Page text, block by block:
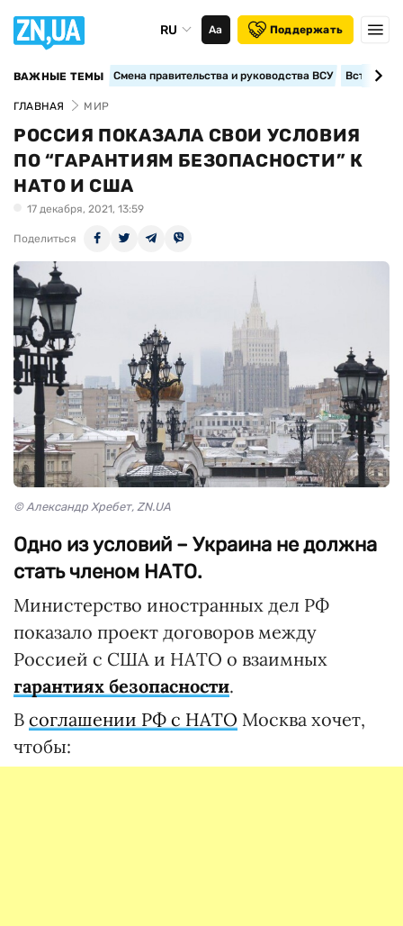
RU Аа Поддержать
ВАЖНЫЕ ТЕМЫ Смена правительства и руководства ВСУ
ГЛАВНАЯ МИР
РОССИЯ ПОКАЗАЛА СВОИ УСЛОВИЯ
ПО “ГАРАНТИЯМ БЕЗОПАСНОСТИ” К
НАТО И США
17 декабря, 2021, 13:59
Поделиться
© Александр Хребет, ZN.UA
Одно из условий – Украина не должна
стать членом НАТО.
Министерство иностранных дел РФ
показало проект договоров между
Россией с США и НАТО о взаимных
гарантиях безопасности.
В соглашении РФ с НАТО Москва хочет,
чтобы: